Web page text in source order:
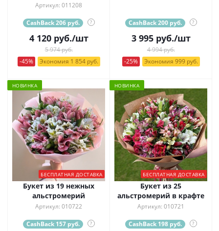
Артикул: 011208
CashBack 206 руб. ?
4 120руб./шт
5 974 руб.
-45%
Экономия 1 854 руб.
CashBack 200 руб. ?
3 995руб./шт
4 994 руб.
-25%
Экономия 999 руб.
НОВИНКА
БЕСПЛАТНАЯ ДОСТАВКА
Букет из 19 нежных
альстромерий
Артикул: 010722
CashBack 157 руб. ?
НОВИНКА
БЕСПЛАТНАЯ ДОСТАВКА
Букет из 25
альстромерий в крафте
Артикул: 010721
CashBack 198 руб. ?